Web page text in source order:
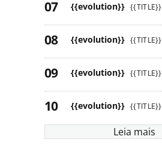
{{evolution}} {{TITLE}}
{{evolution}} {{TITLE}}
{{evolution}} {{TITLE}}
{{evolution}} {{TITLE}}
Leia mais